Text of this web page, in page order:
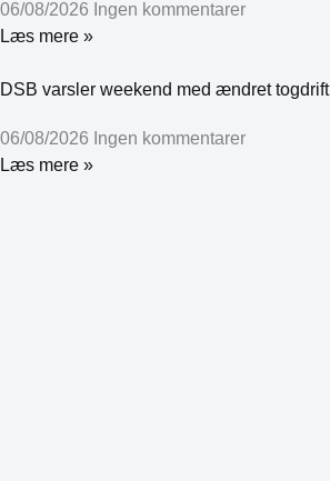
06/08/2026 Ingen kommentarer
Læs mere »
DSB varsler weekend med ændret togdrift
06/08/2026 Ingen kommentarer
Læs mere »